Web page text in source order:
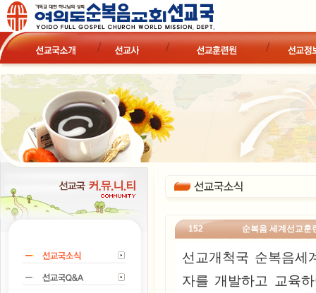
152 순복음 세계선교훈
선교개척국 순복음세
자를 개발하고 교육